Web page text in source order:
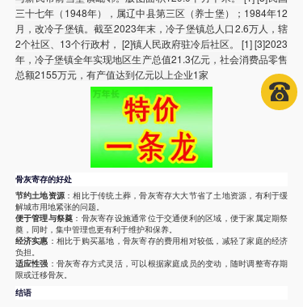
三十七年（1948年），属辽中县第三区（养士堡）；1984年12
月，改冷子堡镇。截至2023年末，冷子堡镇总人口2.6万人，辖
2个社区、13个行政村， [2]镇人民政府驻冷后社区。 [1] [3]2023
年，冷子堡镇全年实现地区生产总值21.3亿元，社会消费品零售
总额2155万元，有产值达到亿元以上企业1家
骨灰寄存的好处
节约土地资源：相比于传统土葬，骨灰寄存大大节省了土地资源，有利于缓
解城市用地紧张的问题。
便于管理与祭奠 ：骨灰寄存设施通常位于交通便利的区域，便于家属定期祭
奠，同时，集中管理也更有利于维护和保养。
经济实惠 ：相比于购买墓地，骨灰寄存的费用相对较低，减轻了家庭的经济
负担。
适应性强 ：骨灰寄存方式灵活，可以根据家庭成员的变动，随时调整寄存期
限或迁移骨灰。
结语